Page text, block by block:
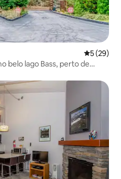
5 de uma
5 (29)
belo lago Bass, perto de